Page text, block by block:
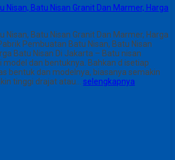
Nisan, Batu Nisan Granit Dan Marmer, Harga
Nisan, Batu Nisan Granit Dan Marmer, Harga
Pembuatan Batu Nisan, Batu Nisan
Batu Nisan Di Jakarta – Batu nisan
dan bentuknya. Bahkan d isetiap
bentuk dan modelnya, biasanya semakin
tinggi drajat atau… selengkapnya